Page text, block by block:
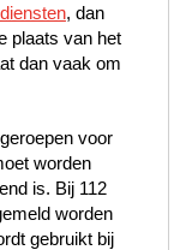
, dan
plaats van het
dan vaak om
voor
worden
is. Bij 112
worden
gebruikt bij